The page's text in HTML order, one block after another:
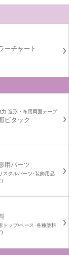
ーチャート
力 造形・布用両面テープ
ピタック
用パーツ
スタルパーツ･装飾用品
)
トップ/ベース･各種塗料
)